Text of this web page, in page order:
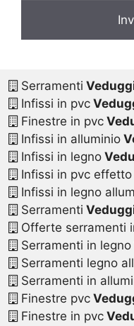
Serramenti
Infissi in pvc
Finestre in pvc
Infissi in alluminio
Infissi in legno
Infissi in pvc
Infissi in legno
Serramenti
Offerte serramenti
Serramenti in legno
Serramenti legno
Serramenti in
Finestre pvc
Finestre in pvc